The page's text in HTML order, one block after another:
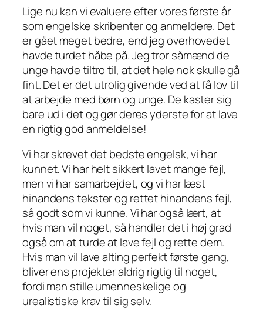
Lige nu kan vi evaluere efter vores første år
som engelske skribenter og anmeldere. Det
er gået meget bedre, end jeg overhovedet
havde turdet håbe på. Jeg tror såmænd de
unge havde tiltro til, at det hele nok skulle gå
fint. Det er det utrolig givende ved at få lov til
at arbejde med børn og unge. De kaster sig
bare ud i det og gør deres yderste for at lave
en rigtig god anmeldelse!
Vi har skrevet det bedste engelsk, vi har
kunnet. Vi har helt sikkert lavet mange fejl,
men vi har samarbejdet, og vi har læst
hinandens tekster og rettet hinandens fejl,
så godt som vi kunne. Vi har også lært, at
hvis man vil noget, så handler det i høj grad
også om at turde at lave fejl og rette dem.
Hvis man vil lave alting perfekt første gang,
bliver ens projekter aldrig rigtig til noget,
fordi man stille umenneskelige og
urealistiske krav til sig selv.